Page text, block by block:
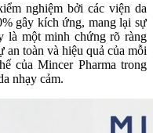
nghiệm bởi các viện da
gây kích ứng, mang lại sự
là một minh chứng rõ ràng
an toàn và hiệu quả của mỗi
của Mincer Pharma trong
nhạy cảm.